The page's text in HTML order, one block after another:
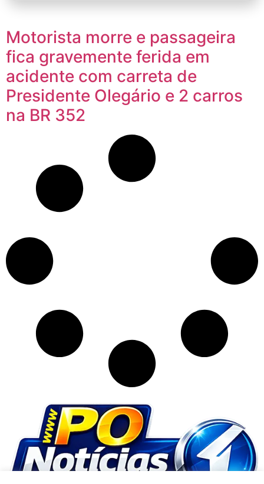
Motorista morre e passageira
fica gravemente ferida em
acidente com carreta de
Presidente Olegário e 2 carros
na BR 352